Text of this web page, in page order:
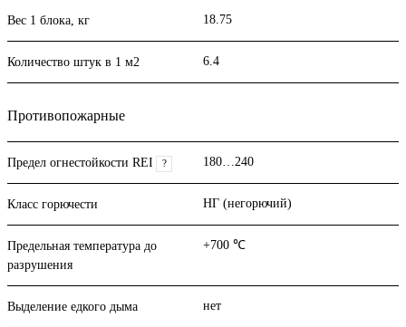
Вес 1 блока, кг 18.75
Количество штук в 1 м2 6.4
Противопожарные
Предел огнестойкости REI ? 180…240
Класс горючести НГ (негорючий)
Предельная температура до
разрушения
+700 ℃
Выделение едкого дыма нет